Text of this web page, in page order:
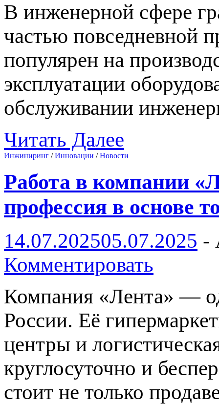
В инженерной сфере
частью повседневной
популярен на
эксплуатации
обслуживании
Читать Далее
Инжиниринг /Инновации /Новости
Работа в компании
профессия в основе
14.07.202505.07.2025 -
Комментировать
Компания «Лента» —
России. Её
центры и
круглосуточно и
стоит не только